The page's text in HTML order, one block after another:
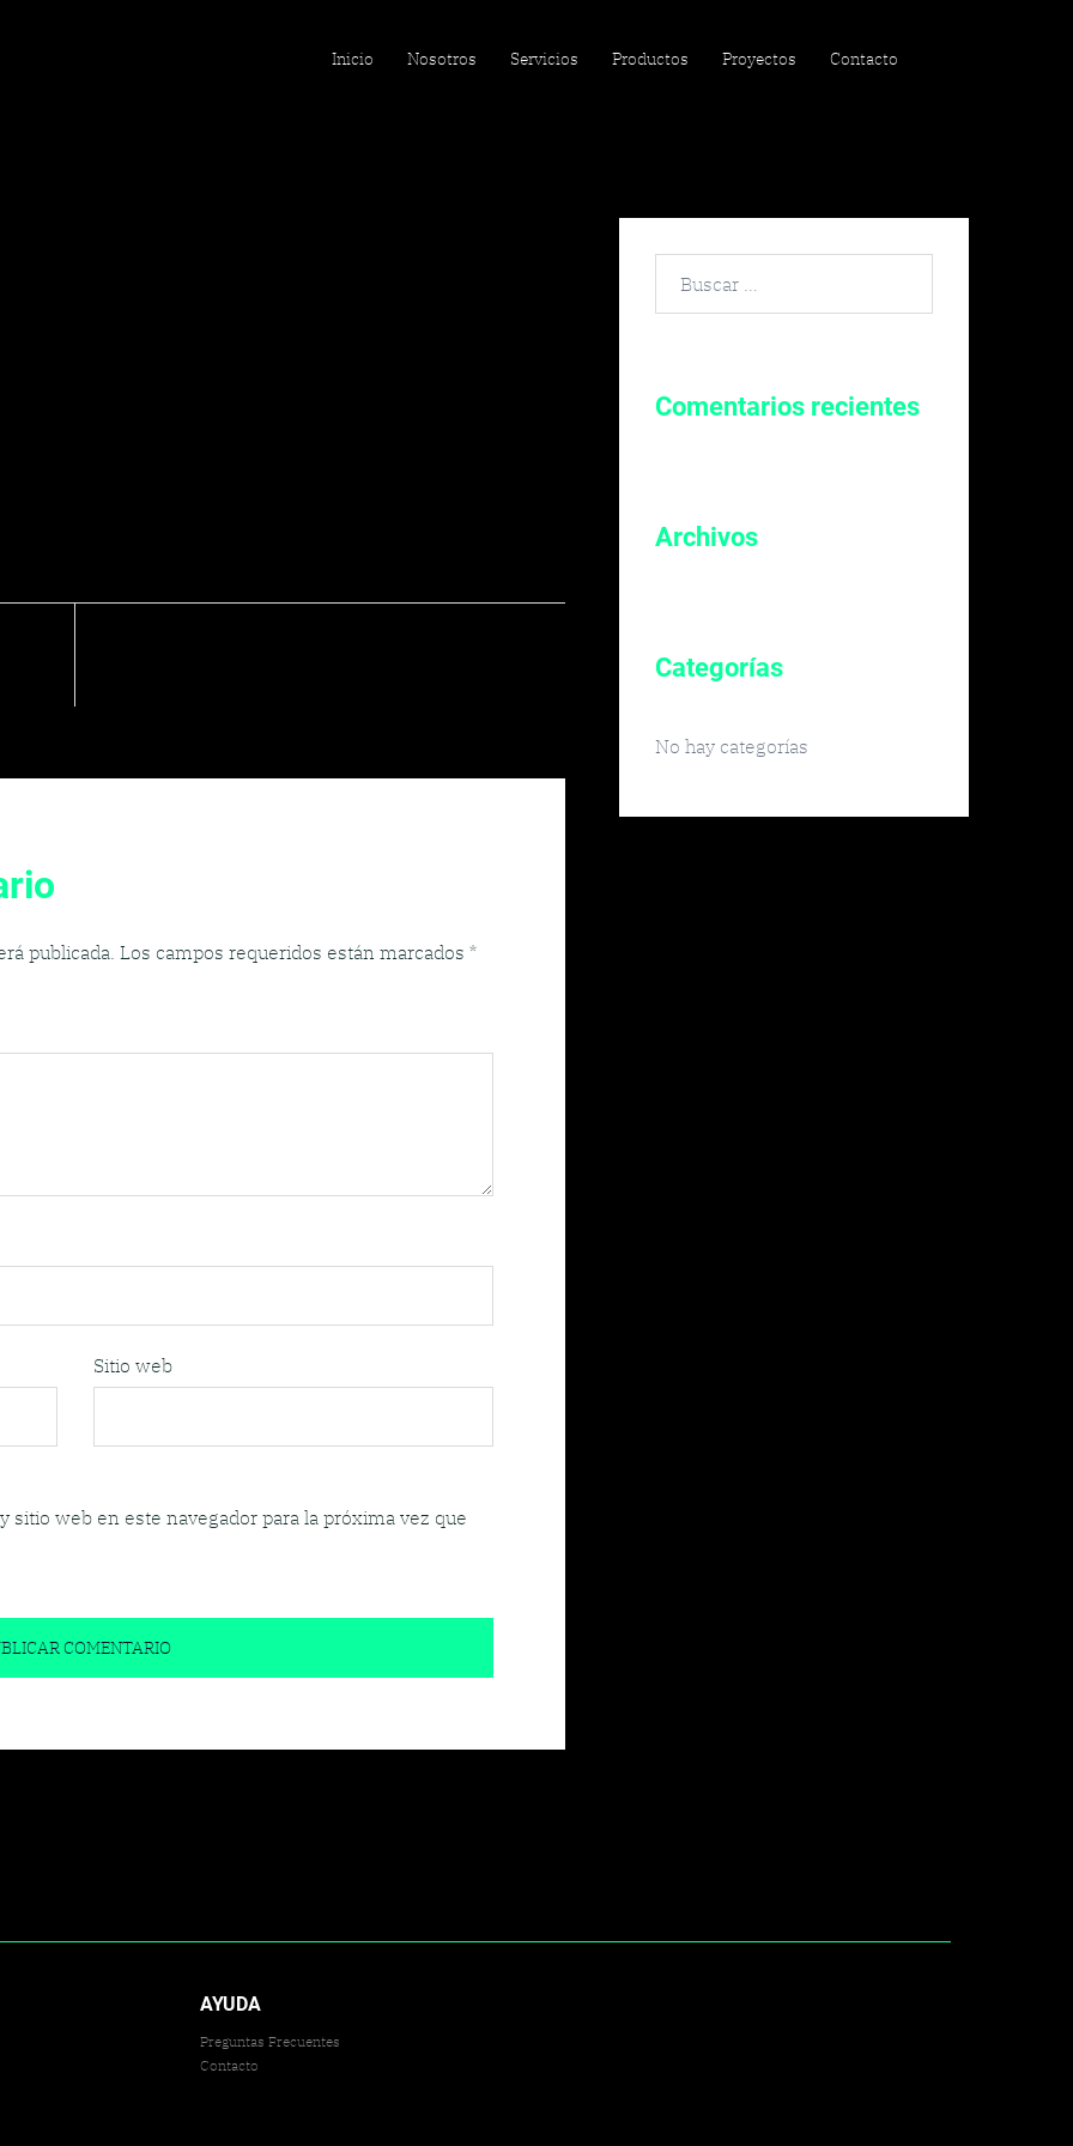
Inicio Nosotros Servicios Productos Proyectos Contacto
publicada. Los campos requeridos están marcados *
Sitio web
web en este navegador para la próxima vez que
por:
Comentarios recientes
Archivos
Categorías
No hay categorías
AYUDA
Preguntas Frecuentes
Contacto